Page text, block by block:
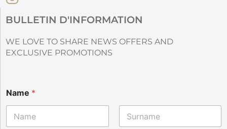
BULLETIN D'INFORMATION
WE LOVE TO SHARE NEWS OFFERS AND
EXCLUSIVE PROMOTIONS
a
m
E
Name *